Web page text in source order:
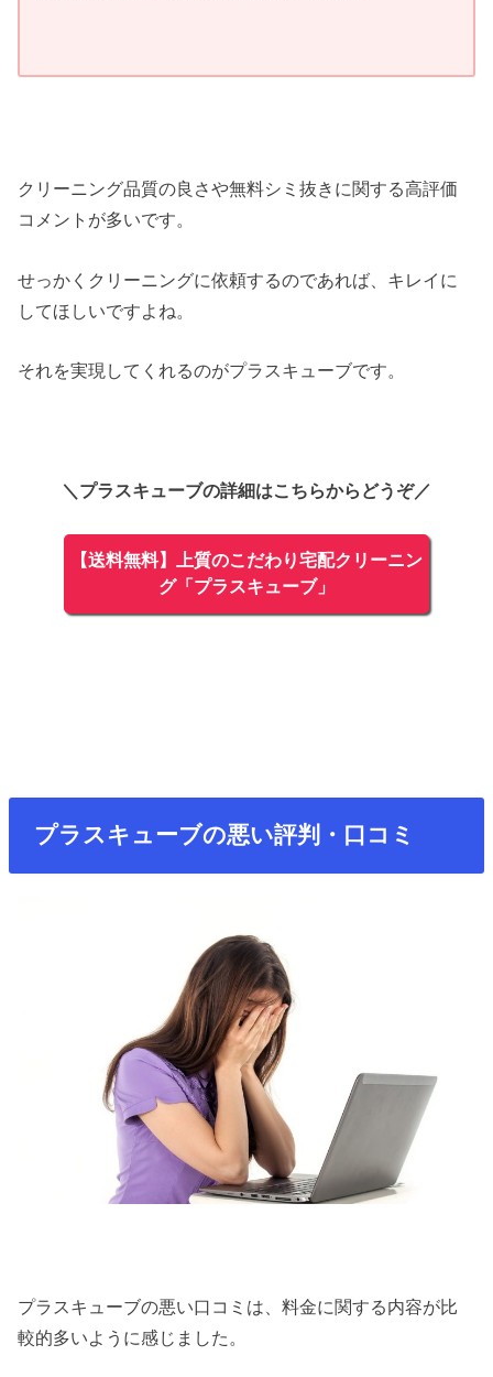
クリーニング品質の良さや無料シミ抜きに関する高評価
コメントが多いです。
せっかくクリーニングに依頼するのであれば、キレイに
してほしいですよね。
それを実現してくれるのがプラスキューブです。
＼プラスキューブの詳細はこちらからどうぞ／
【送料無料】上質のこだわり宅配クリーニン
グ「プラスキューブ」
プラスキューブの悪い評判・口コミ
プラスキューブの悪い口コミは、料金に関する内容が比
較的多いように感じました。